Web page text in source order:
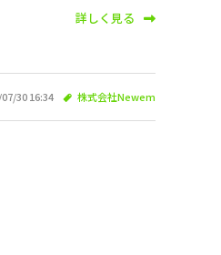
詳しく見る
30 16:34 株式会社Newem